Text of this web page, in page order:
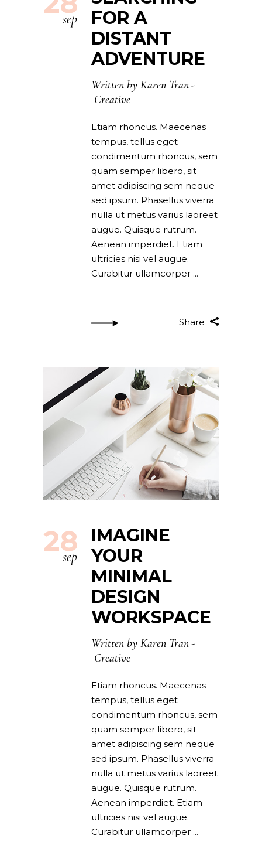
sep
FOR A
DISTANT
ADVENTURE
Written by Karen Tran
Creative
Etiam rhoncus. Maecenas
tempus, tellus eget
condimentum rhoncus, sem
quam semper libero, sit
amet adipiscing sem neque
sed ipsum. Phasellus viverra
nulla ut metus varius laoreet
augue. Quisque rutrum.
Aenean imperdiet. Etiam
ultricies nisi vel augue.
Curabitur ullamcorper
Share
28
sep
IMAGINE
YOUR
MINIMAL
DESIGN
WORKSPACE
Written by Karen Tran
Creative
Etiam rhoncus. Maecenas
tempus, tellus eget
condimentum rhoncus, sem
quam semper libero, sit
amet adipiscing sem neque
sed ipsum. Phasellus viverra
nulla ut metus varius laoreet
augue. Quisque rutrum.
Aenean imperdiet. Etiam
ultricies nisi vel augue.
Curabitur ullamcorper